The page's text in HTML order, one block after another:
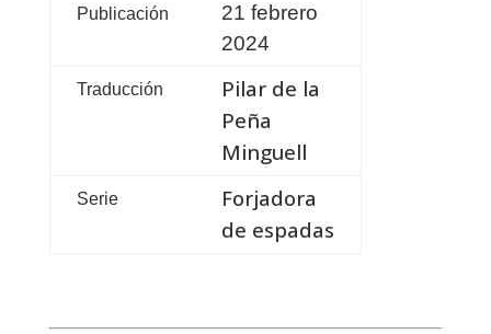
Publicación
21 febrero
2024
Traducción
Pilar de la
Peña
Minguell
Serie
Forjadora
de espadas